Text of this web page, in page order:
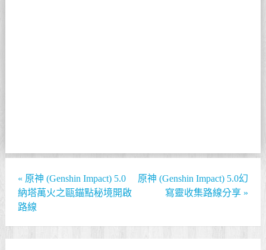
« 原神 (Genshin Impact) 5.0
納塔萬火之甌錨點秘境開啟
路線
原神 (Genshin Impact) 5.0幻
寫靈收集路線分享 »